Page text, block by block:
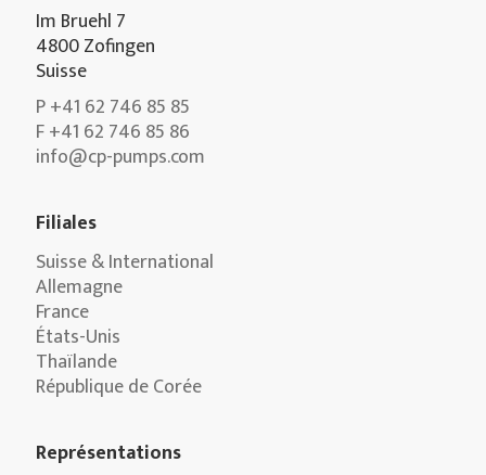
Im Bruehl 7
4800 Zofingen
Suisse
P +41 62 746 85 85
F +41 62 746 85 86
info@cp-pumps.com
Filiales
Suisse & International
Allemagne
France
États-Unis
Thaïlande
République de Corée
Représentations